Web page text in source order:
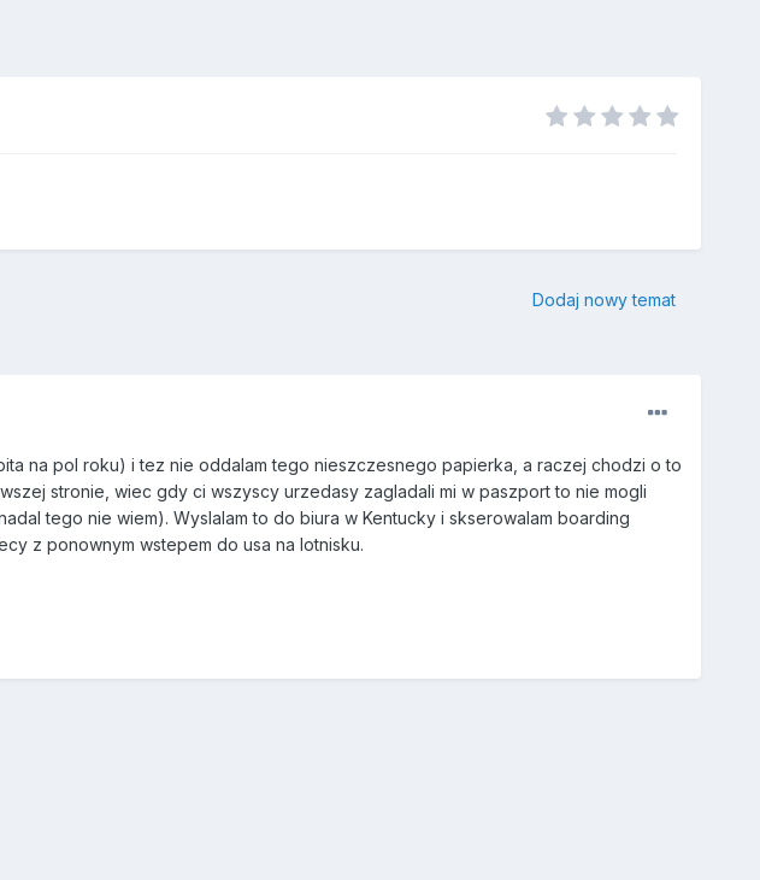
Dodaj nowy temat
na pol roku) i tez nie oddalam tego nieszczesnego papierka, a raczej chodzi o to
stronie, wiec gdy ci wszyscy urzedasy zagladali mi w paszport to nie mogli
tego nie wiem). Wyslalam to do biura w Kentucky i skserowalam boarding
z ponownym wstepem do usa na lotnisku.